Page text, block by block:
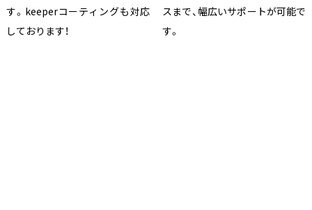
す。keeperコーティングも対応
しております！
スまで、幅広いサポートが可能で
す。